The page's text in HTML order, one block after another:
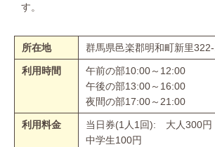
す。
所在地 群馬県邑楽郡明和町新里322-
利用時間
午前の部10:00～12:00
午後の部13:00～16:00
夜間の部17:00～21:00
利用料金
当日券(1人1回): 大人300
中学生100円